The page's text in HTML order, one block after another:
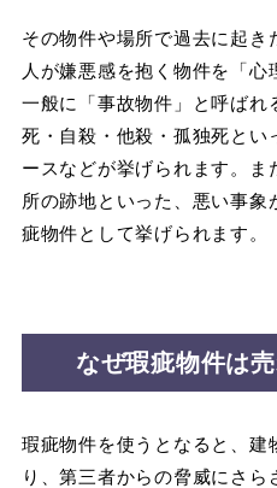
その物件や場所で過去に起
人が嫌悪感を抱く物件を「心
一般に「事故物件」と呼ばれ
死・自殺・他殺・孤独死とい
ースなどが挙げられます。ま
所の跡地といった、悪い事
疵物件として挙げられます。
なぜ瑕疵物件は
瑕疵物件を使うとなると、建
り、第三者からの脅威にさ